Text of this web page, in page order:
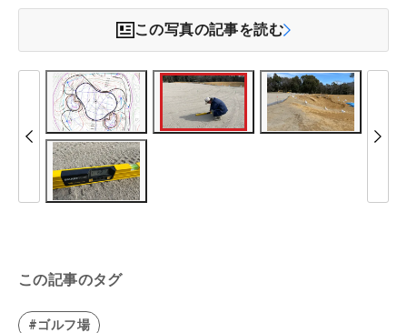
この写真の記事を読む
この記事のタグ
#ゴルフ場